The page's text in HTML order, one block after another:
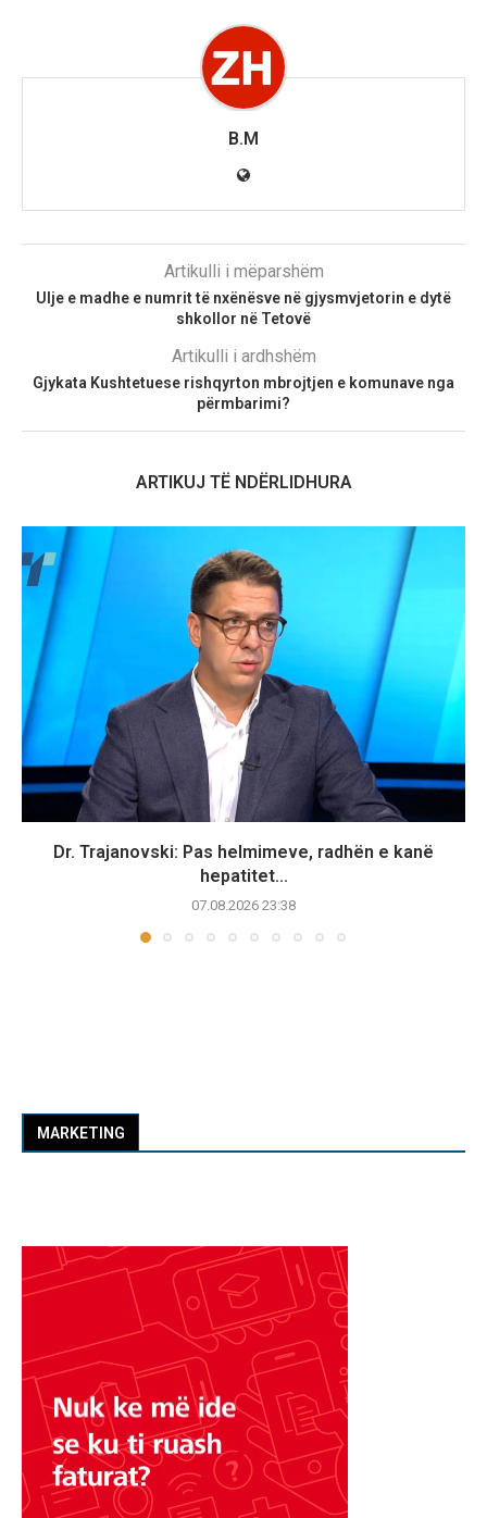
B.M
Artikulli i mëparshëm
Ulje e madhe e numrit të nxënësve në gjysmvjetorin e dytë
shkollor në Tetovë
Artikulli i ardhshëm
Gjykata Kushtetuese rishqyrton mbrojtjen e komunave nga
përmbarimi?
ARTIKUJ TË NDËRLIDHURA
Dr. Trajanovski: Pas helmimeve, radhën e kanë
hepatitet...
07.08.2026 23:38
MARKETING